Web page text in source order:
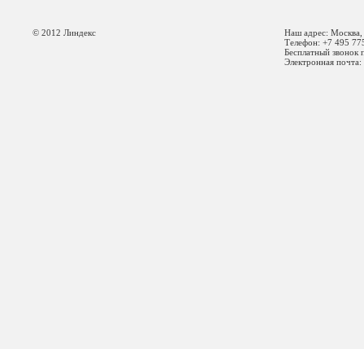
© 2012 Линдекс
Наш адрес: Москва,
Телефон: +7 495
Бесплатный
Электронная почта: